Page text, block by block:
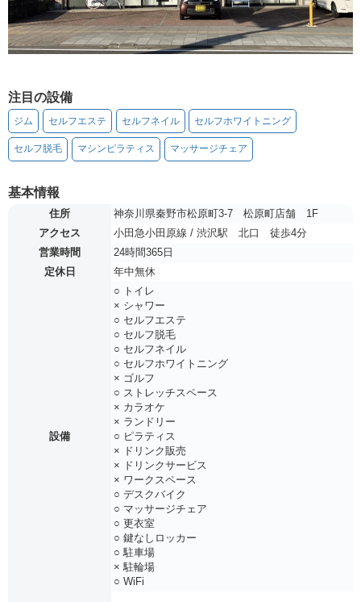
注目の設備
ジム セルフエステ セルフネイル セルフホワイトニング
セルフ脱毛 マシンピラティス マッサージチェア
基本情報
住所
神奈川県秦野市松原町3-7 松原町店舗 1F
アクセス
小田急小田原線 / 渋沢駅 北口 徒歩4分
営業時間
24時間365日
定休日
年中無休
設備
○ トイレ
× シャワー
○ セルフエステ
○ セルフ脱毛
○ セルフネイル
○ セルフホワイトニング
× ゴルフ
○ ストレッチスペース
× カラオケ
× ランドリー
○ ピラティス
× ドリンク販売
× ドリンクサービス
× ワークスペース
○ デスクバイク
○ マッサージチェア
○ 更衣室
○ 鍵なしロッカー
○ 駐車場
× 駐輪場
○ WiFi